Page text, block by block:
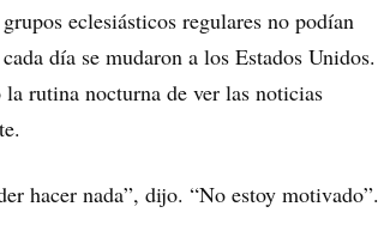
eclesiásticos regulares no podían
día se mudaron a los Estados Unidos.
rutina nocturna de ver las noticias
hacer nada”, dijo. “No estoy motivado”.